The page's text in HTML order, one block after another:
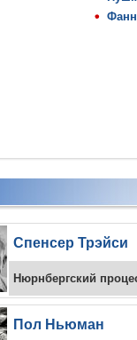
Спенсер Трэйси
Нюрнбергский
Пол Ньюман